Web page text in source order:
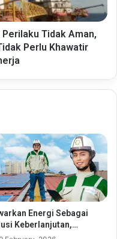
Tidak Aman,
Perlu Khawatir
Energi Sebagai
Keberlanjutan,…